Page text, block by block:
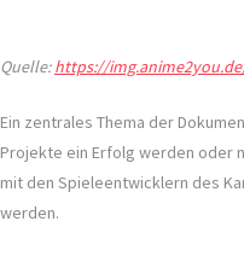
Quelle:https://
Ein zentrales Thema der
Projekte ein Erfolg werden oder
mit den Spieleentwicklern des
werden.